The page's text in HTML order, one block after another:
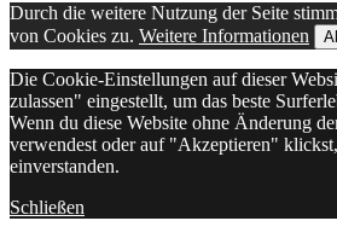
Durch die weitere Nutzung der Seite
von Cookies zu. Weitere Informationen
Die Cookie-Einstellungen auf dieser
zulassen" eingestellt, um das beste
Wenn du diese Website ohne Änderung
verwendest oder auf "Akzeptieren"
einverstanden.
Schließen